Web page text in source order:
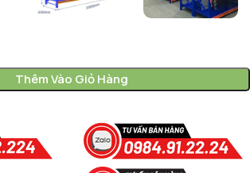
Thêm Vào Giỏ Hàng